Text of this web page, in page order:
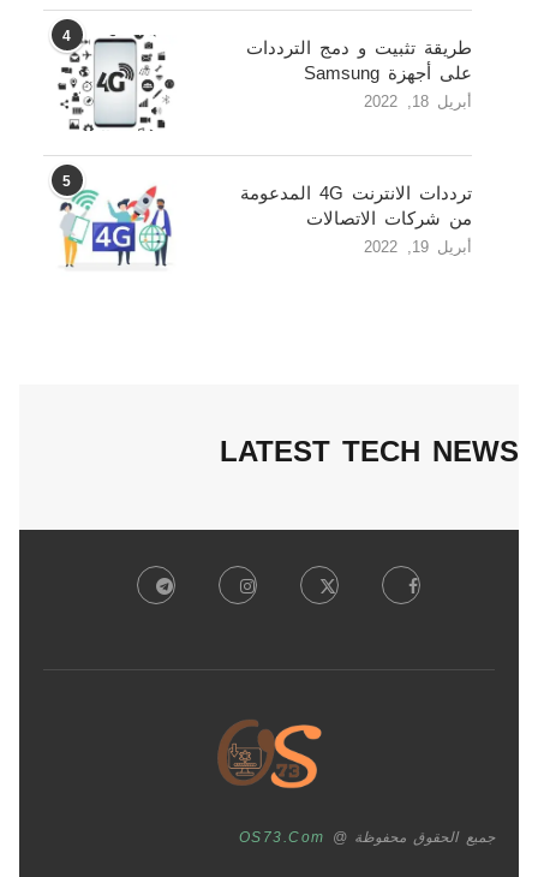
4
طريقة تثبيت و دمج الترددات
على أجهزة Samsung
أبريل 18, 2022
5
ترددات الانترنت 4G المدعومة
من شركات الاتصالات
أبريل 19, 2022
LATEST TECH NEWS
جميع الحقوق محفوظة @ OS73.com